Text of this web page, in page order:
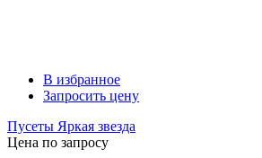
В избранное
Запросить цену
Пусеты Яркая звезда
Цена по запросу